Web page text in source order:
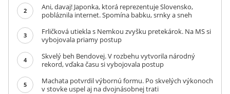
2
Ani, davaj! Japonka, ktorá reprezentuje Slovensko,
pobláznila internet. Spomína babku, srnky a sneh
3
Frličková utiekla s Nemkou zvyšku pretekárok. Na MS si
vybojovala priamy postup
4
Skvelý beh Bendovej. V rozbehu vytvorila národný
rekord, vďaka času si vybojovala postup
5
Machata potvrdil výbornú formu. Po skvelých výkonoch
v stovke uspel aj na dvojnásobnej trati